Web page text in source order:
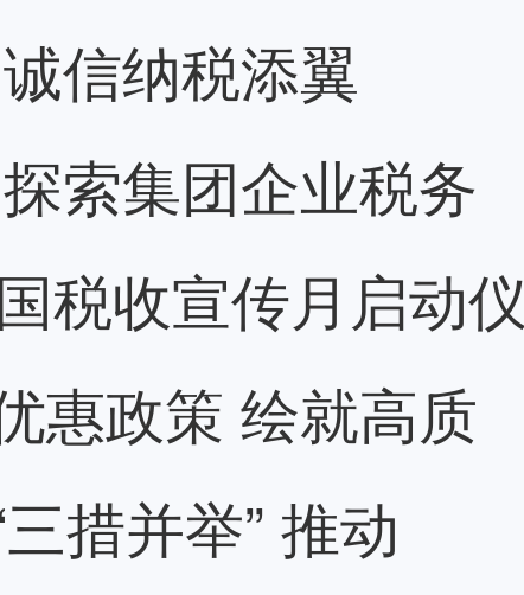
信纳税添翼
索集团企业税务
税收宣传月启动仪
惠政策 绘就高质
措并举” 推动